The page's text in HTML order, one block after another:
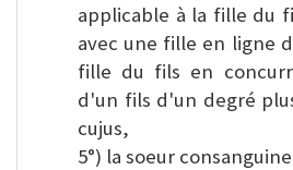
applicable à la fille du
avec une fille en ligne
fille du fils en
d'un fils d'un degré
cujus,
5°) la soeur